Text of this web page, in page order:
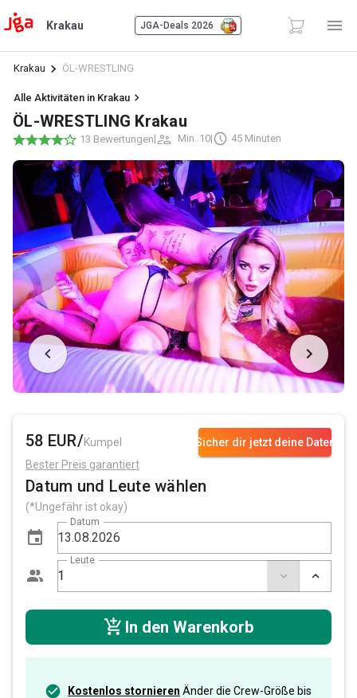
Krakau JGA-Deals 2026
Krakau ÖL-WRESTLING
Alle Aktivitäten in Krakau
ÖL-WRESTLING Krakau
13 Bewertungen| Min. 10| 45 Minuten
Sicher dir jetzt deine Daten
58 EUR/Kumpel
Bester Preis garantiert
Datum und Leute wählen
(*Ungefähr ist okay)
Datum
Leute
In den Warenkorb
Kostenlos stornieren Änder die Crew-Größe bis